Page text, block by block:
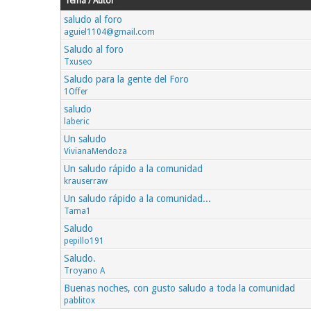
saludo al foro
aguiel1104@gmail.com
Saludo al foro
Txuseo
Saludo para la gente del Foro
1Offer
saludo
laberic
Un saludo
VivianaMendoza
Un saludo rápido a la comunidad
krauserraw
Un saludo rápido a la comunidad...
Tama1
Saludo
pepillo191
Saludo.
Troyano A
Buenas noches, con gusto saludo a toda la comunidad
pablitox